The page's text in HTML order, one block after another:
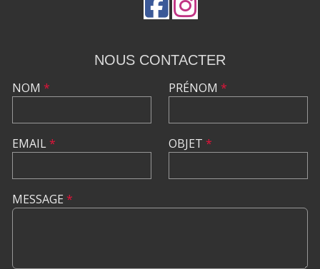
NOUS CONTACTER
NOM *
EMAIL*
PRÉNOM *
OBJET *
MESSAGE *